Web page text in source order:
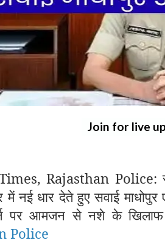
Join for live
Rajasthan Police:
में नई धार देते हुए सवाई माधोपुर
पर आमजन से नशे के खिलाफ
Police